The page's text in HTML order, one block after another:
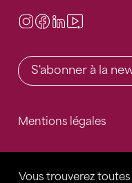
Vous trouverez
Instagram
Facebook
LinkedIn
S'abonner à la
Mentions légales